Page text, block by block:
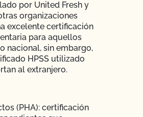
por United Fresh y
organizaciones
excelente certificación
para aquellos
nacional, sin embargo,
HPSS utilizado
al extranjero.
(PHA): certificación